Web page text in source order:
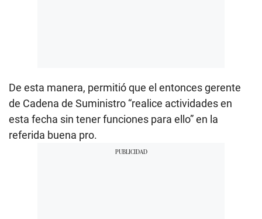
De esta manera, permitió que el entonces gerente
de Cadena de Suministro “realice actividades en
esta fecha sin tener funciones para ello” en la
referida buena pro.